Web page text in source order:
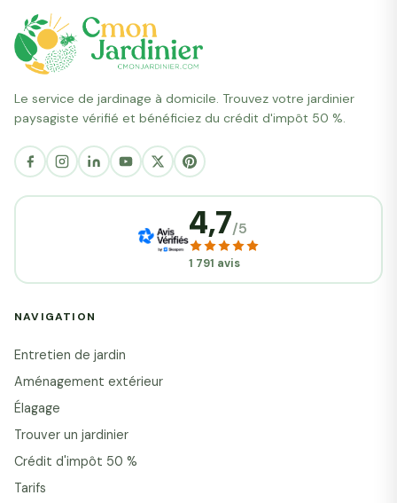
Le service de jardinage à domicile. Trouvez votre jardinier
paysagiste vérifié et bénéficiez du crédit d'impôt 50 %.
4,7/5
1 791 avis
NAVIGATION
Entretien de jardin
Aménagement extérieur
Élagage
Trouver un jardinier
Crédit d'impôt 50 %
Tarifs